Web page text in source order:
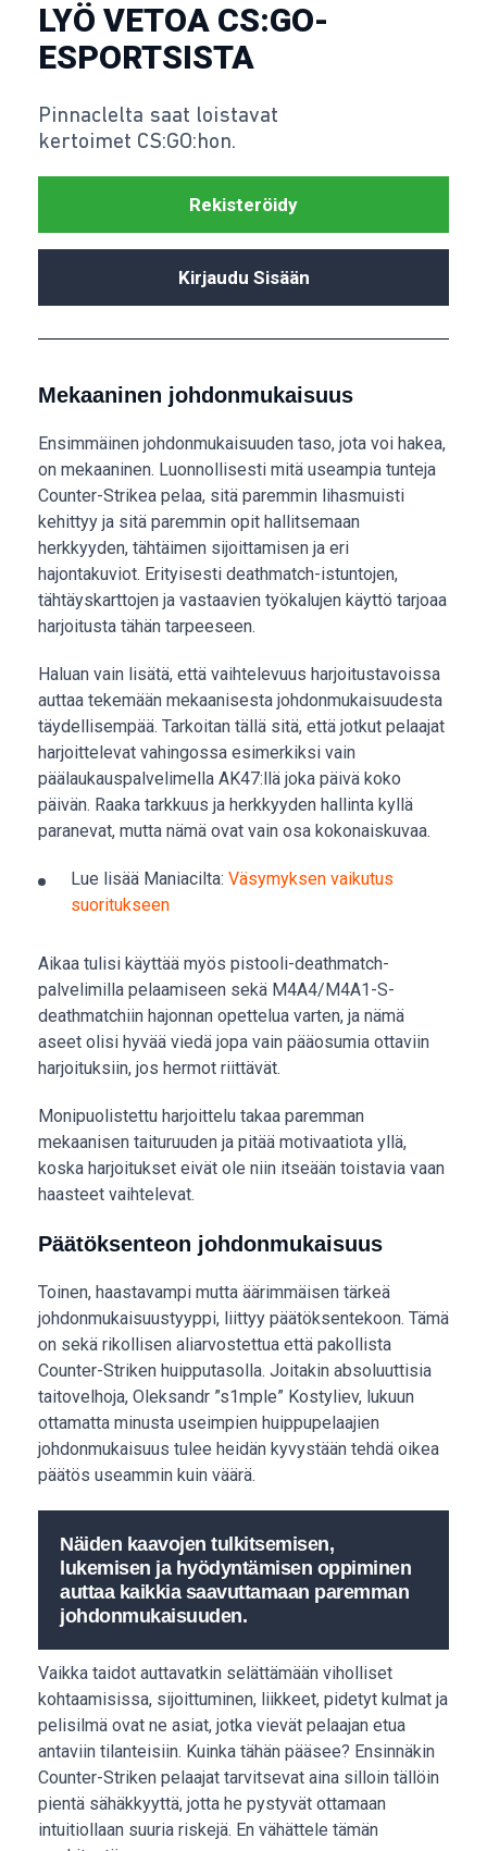
LYÖ VETOA CS:GO-
ESPORTSISTA
Pinnaclelta saat loistavat
kertoimet CS:GO:hon.
Rekisteröidy
Kirjaudu Sisään
Mekaaninen johdonmukaisuus
Ensimmäinen johdonmukaisuuden taso, jota voi hakea,
on mekaaninen. Luonnollisesti mitä useampia tunteja
Counter-Strikea pelaa, sitä paremmin lihasmuisti
kehittyy ja sitä paremmin opit hallitsemaan
herkkyyden, tähtäimen sijoittamisen ja eri
hajontakuviot. Erityisesti deathmatch-istuntojen,
tähtäyskarttojen ja vastaavien työkalujen käyttö tarjoaa
harjoitusta tähän tarpeeseen.
Haluan vain lisätä, että vaihtelevuus harjoitustavoissa
auttaa tekemään mekaanisesta johdonmukaisuudesta
täydellisempää. Tarkoitan tällä sitä, että jotkut pelaajat
harjoittelevat vahingossa esimerkiksi vain
päälaukauspalvelimella AK47:llä joka päivä koko
päivän. Raaka tarkkuus ja herkkyyden hallinta kyllä
paranevat, mutta nämä ovat vain osa kokonaiskuvaa.
Lue lisää Maniacilta: Väsymyksen vaikutus
suoritukseen
Aikaa tulisi käyttää myös pistooli-deathmatch-
palvelimilla pelaamiseen sekä M4A4/M4A1-S-
deathmatchiin hajonnan opettelua varten, ja nämä
aseet olisi hyvää viedä jopa vain pääosumia ottaviin
harjoituksiin, jos hermot riittävät.
Monipuolistettu harjoittelu takaa paremman
mekaanisen taituruuden ja pitää motivaatiota yllä,
koska harjoitukset eivät ole niin itseään toistavia vaan
haasteet vaihtelevat.
Päätöksenteon johdonmukaisuus
Toinen, haastavampi mutta äärimmäisen tärkeä
johdonmukaisuustyyppi, liittyy päätöksentekoon. Tämä
on sekä rikollisen aliarvostettua että pakollista
Counter-Striken huipputasolla. Joitakin absoluuttisia
taitovelhoja, Oleksandr ”s1mple” Kostyliev, lukuun
ottamatta minusta useimpien huippupelaajien
johdonmukaisuus tulee heidän kyvystään tehdä oikea
päätös useammin kuin väärä.
Näiden kaavojen tulkitsemisen,
lukemisen ja hyödyntämisen oppiminen
auttaa kaikkia saavuttamaan paremman
johdonmukaisuuden.
Vaikka taidot auttavatkin selättämään viholliset
kohtaamisissa, sijoittuminen, liikkeet, pidetyt kulmat ja
pelisilmä ovat ne asiat, jotka vievät pelaajan etua
antaviin tilanteisiin. Kuinka tähän pääsee? Ensinnäkin
Counter-Striken pelaajat tarvitsevat aina silloin tällöin
pientä sähäkkyyttä, jotta he pystyvät ottamaan
intuitiollaan suuria riskejä. En vähättele tämän